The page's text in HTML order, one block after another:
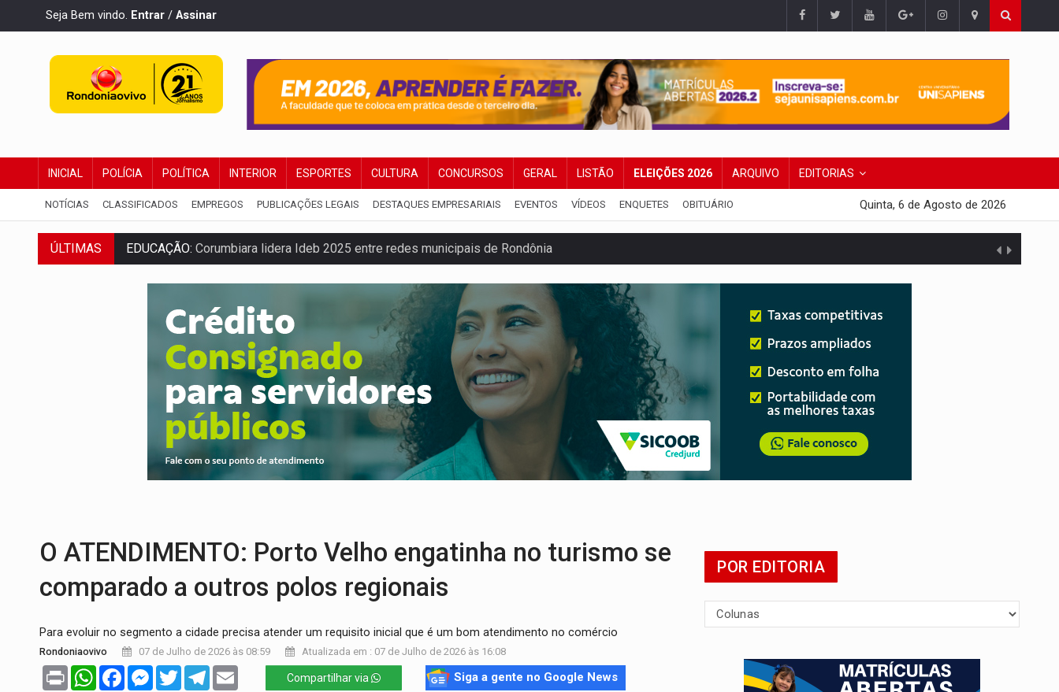
Seja Bem vindo. Entrar / Assinar
INICIAL POLÍCIA POLÍTICA INTERIOR ESPORTES CULTURA CONCURSOS GERAL LISTÃO ELEIÇÕES 2026 ARQUIVO EDITORIAS
NOTÍCIAS CLASSIFICADOS EMPREGOS PUBLICAÇÕES LEGAIS DESTAQUES EMPRESARIAIS EVENTOS VÍDEOS ENQUETES OBITUÁRIO Quinta, 6 de Agosto de 2026
ÚLTIMAS
EDUCAÇÃO:Corumbiara lidera Ideb 2025 entre redes municipais de Rondônia
COMPETIÇÕES:Joer 2026 inicia fases regionais e reúne mais de 7,3 mil participantes
Moradores denunciam escuridão e insegurança na Estrada dos Periquitos
COLIGAÇÃO: Reabertura de ação no TSE pode resultar em cassação de prefeita de Pimenta Bueno
INCLUSÃO:APAE Porto Velho abre inscrições para taekwondo
CLUBE DOS R$ 00,00: 21 candidatos declaram patrimônio zero em Rondônia nas eleições de 2026
INTERIOR:Ouro Preto do Oeste realiza Cavalgada da Expo Show Norte neste sábado
DESENVOLVIMENTO:Ideb avança nos anos iniciais do ensino fundamental em Rondônia
O ATENDIMENTO: Porto Velho engatinha no turismo se
comparado a outros polos regionais
Para evoluir no segmento a cidade precisa atender um requisito inicial que é um bom atendimento no comércio
Rondoniaovivo 07 de Julho de 2026 às 08:59 Atualizada em : 07 de Julho de 2026 às 16:08
Print WhatsAppFacebookMessenger
TwitterTelegram Compartilhar via Siga a gente no Google News
POR EDITORIA